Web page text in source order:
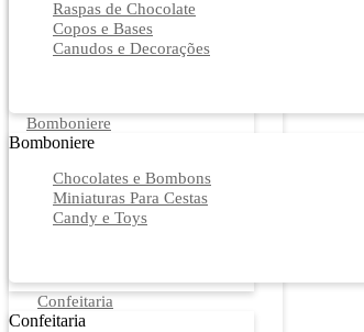
Raspas de Chocolate
Copos e Bases
Canudos e Decorações
Bomboniere
Bomboniere
Chocolates e Bombons
Miniaturas Para Cestas
Candy e Toys
Confeitaria
Confeitaria